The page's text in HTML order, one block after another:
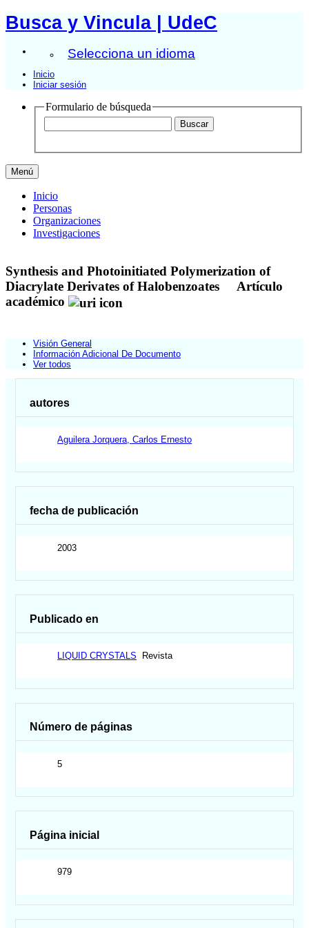
Busca y Vincula | UdeC
Selecciona un idioma
Inicio
Iniciar sesión
Formulario de búsqueda
Menú
Inicio
Personas
Organizaciones
Investigaciones
Synthesis and Photoinitiated Polymerization of
Diacrylate Derivates of Halobenzoates
Artículo
académico
Visión General
Información Adicional De Documento
Ver todos
autores
Aguilera Jorquera, Carlos Ernesto
fecha de publicación
2003
Publicado en
LIQUID CRYSTALS Revista
Número de páginas
5
Página inicial
979